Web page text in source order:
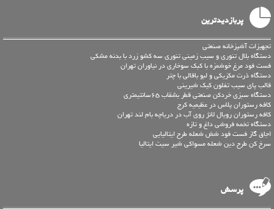
پربازدیدترین
تجهیزات آشپزخانه صنعتی
دستگاه بلال تنوری و سیب زمینی تنوري سه کشو زرد با بدنه مشکی
فست فود مرغ خوشمزه با کبک سوخاری در نیاوران تهران
دستگاه ذرت مکزیکی و لبو باقالی با چتر
قالب پای سیب تفلون کیک شیرینی
دستگاه سبزی خردکن صنعتی قطر بشقاب 65سانتیمتری
کافه رستوران پلاس در عظیمیه کرج
کافه رستوران رویال لانژ روی آب در دریاچه بام لند تهران
دستگاه تخمه فروشی داغ و تازه
اجاق گاز فست فود شش شعله طرح ایتالیایی
سرخ کن طرح دین شعله مسواکی شیر سیت ایتالیا
پرسش